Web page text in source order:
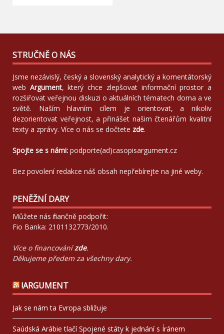
STRUČNĚ O NÁS
Jsme nezávislý, český a slovenský analytický a komentátorský
web Argument, který chce zlepšovat informační prostor a
rozšiřovat veřejnou diskuzi o aktuálních tématech doma a ve
světě. Naším hlavním cílem je orientovat, a nikoliv
dezorientovat veřejnost, a přinášet našim čtenářům kvalitní
texty a zprávy. Více o nás se dočtete zde.
Spojte se s námi: podporte(ad)casopisargument.cz
Bez povolení redakce náš obsah nepřebírejte na jiné weby.
PENĚŽNÍ DARY
Můžete nás finančně podpořit:
Fio Banka: 2101132773/2010.
Více o financovánízde.
Děkujeme předem za všechny dary.
!ARGUMENT
Jak se nám ta Evropa sbližuje
Saúdská Arábie tlačí Spojené státy k jednání s Íránem